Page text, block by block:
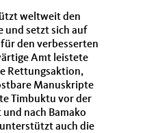
weltweit den
und setzt sich auf
den verbesserten
Amt leistete
Rettungsaktion,
Manuskripte
Timbuktu vor der
nach Bamako
auch die